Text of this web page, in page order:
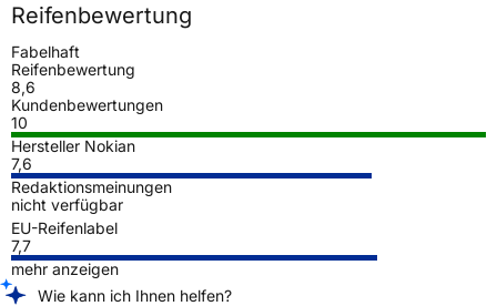
Reifenbewertung
Fabelhaft
Reifenbewertung
8,6
Kundenbewertungen
10
Hersteller Nokian
7,6
Redaktionsmeinungen
nicht verfügbar
EU-Reifenlabel
7,7
mehr anzeigen
Wie kann ich Ihnen helfen?